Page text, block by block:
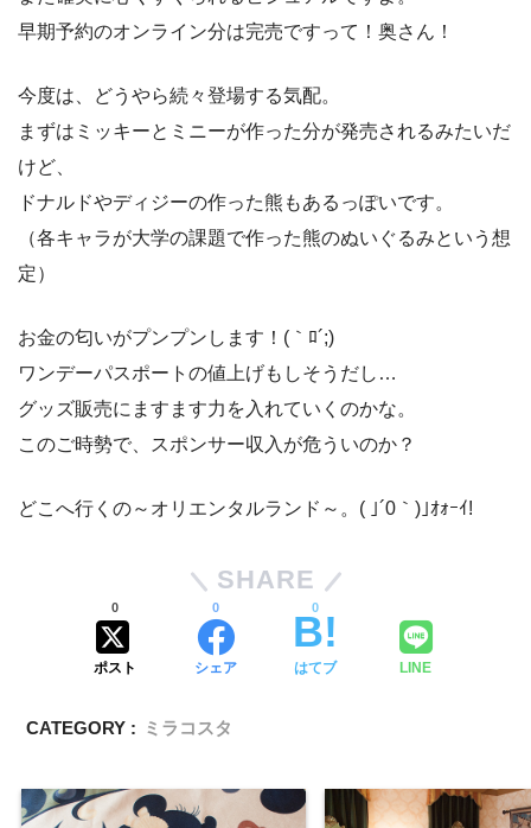
早期予約のオンライン分は完売ですって！奥さん！
今度は、どうやら続々登場する気配。
まずはミッキーとミニーが作った分が発売されるみたいだ
けど、
ドナルドやディジーの作った熊もあるっぽいです。
（各キャラが大学の課題で作った熊のぬいぐるみという想
定）
お金の匂いがプンプンします！(｀ﾛ´;)
ワンデーパスポートの値上げもしそうだし…
グッズ販売にますます力を入れていくのかな。
このご時勢で、スポンサー収入が危ういのか？
どこへ行くの～オリエンタルランド～。( ｣´0｀)｣ｵｫｰｲ!
SHARE
ポスト
0
シェア
0
はてブ
0
LINE
CATEGORY : ミラコスタ